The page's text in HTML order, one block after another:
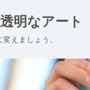
明なアート
えましょう。